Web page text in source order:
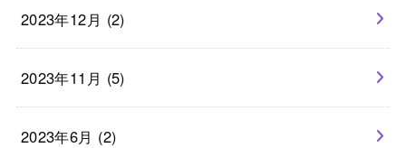
2023年12月 (2)
2023年11月 (5)
2023年6月 (2)